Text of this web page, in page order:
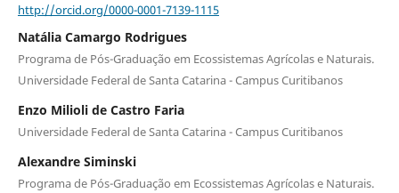
http://orcid.org/0000-0001-7139-1115
Natália Camargo Rodrigues
Programa de Pós-Graduação em Ecossistemas Agrícolas e Naturais.
Universidade Federal de Santa Catarina - Campus Curitibanos
Enzo Milioli de Castro Faria
Universidade Federal de Santa Catarina - Campus Curitibanos
Alexandre Siminski
Programa de Pós-Graduação em Ecossistemas Agrícolas e Naturais.